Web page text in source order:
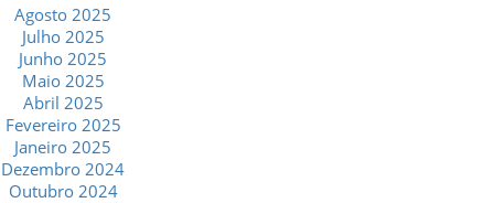
Agosto 2025
Julho 2025
Junho 2025
Maio 2025
Abril 2025
Fevereiro 2025
Janeiro 2025
Dezembro 2024
Outubro 2024